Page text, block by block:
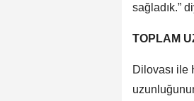
sağladık.”
TOPLAM
Dilovası ile